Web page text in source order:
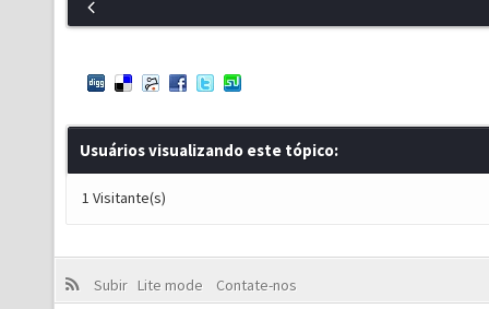
Usuários visualizando este tópico:
1 Visitante(s)
Subir Lite mode
Contate-nos